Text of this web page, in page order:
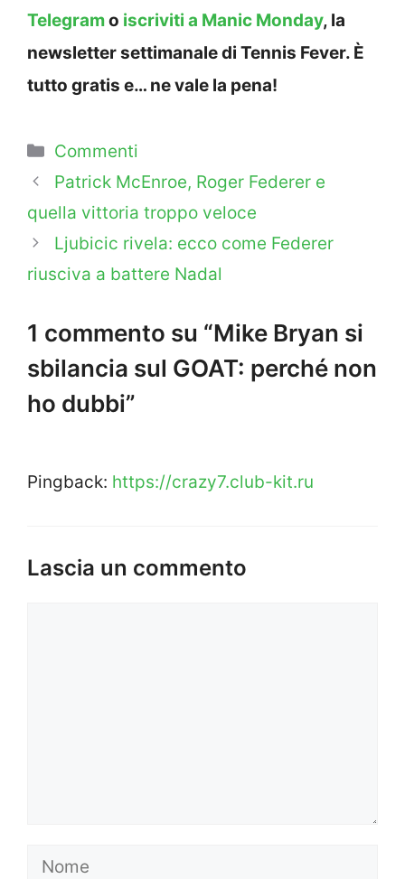
Telegramo iscriviti a Manic Monday, la
newsletter settimanale di Tennis Fever. È
tutto gratis e… ne vale la pena!
Categorie
Commenti
Patrick McEnroe, Roger Federer e
quella vittoria troppo veloce
Ljubicic rivela: ecco come Federer
riusciva a battere Nadal
1 commento su “Mike Bryan si
sbilancia sul GOAT: perché non
ho dubbi”
Pingback: https://crazy7.club-kit.ru
Lascia un commento
Nome